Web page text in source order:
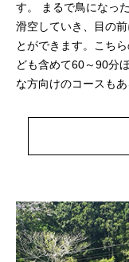
す。 まるで鳥になっ
滑空していき、目の
とができます。こち
ども含めて60～90分
な方向けのコースも